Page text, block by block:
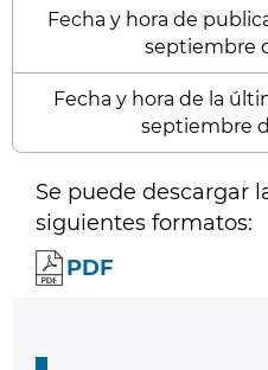
Fecha y hora de
septiembre
Fecha y hora de la
septiembre
Se puede descargar
siguientes formatos:
PDF